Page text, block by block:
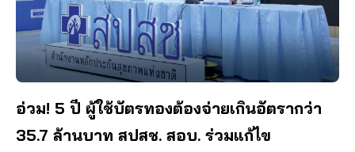
อ่วม! 5 ปี ผู้ใช้บัตรทองต้องจ่ายเกินอัตรากว่า
35.7 ล้านบาท สปสช. สอบ. ร่วมแก้ไข